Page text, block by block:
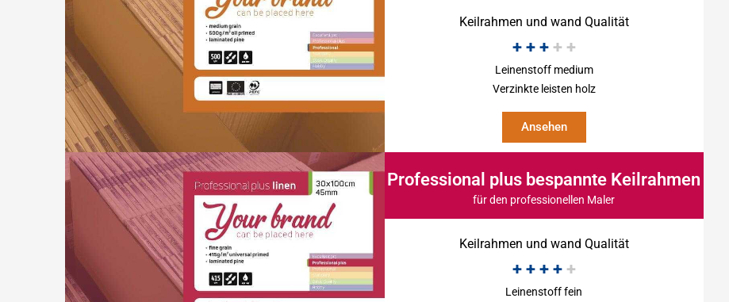
Keilrahmen und wand Qualität
+ + + + +
Leinenstoff medium
Verzinkte leisten holz
Ansehen
Professional plus bespannte Keilrahmen
für den professionellen Maler
Keilrahmen und wand Qualität
+ + + + +
Leinenstoff fein